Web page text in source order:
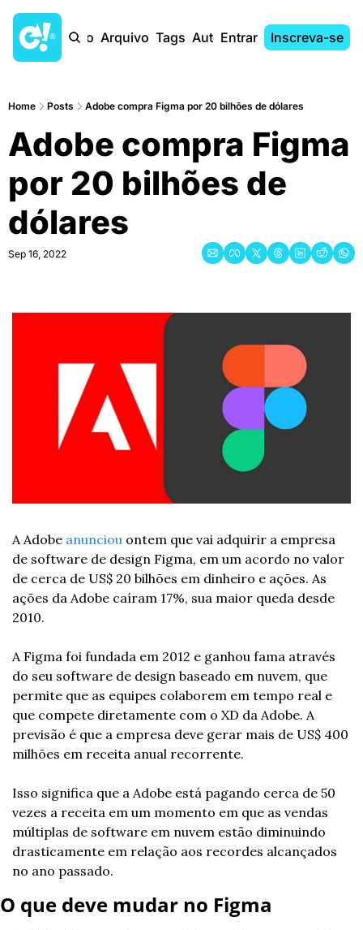
Início Arquivo Tags AutoresEntrar Inscreva-se
Home Posts Adobe compra Figma por 20 bilhões de dólares
Adobe compra Figma
por 20 bilhões de
dólares
Sep 16, 2022
A Adobe anunciou ontem que vai adquirir a empresa
de software de design Figma, em um acordo no valor
de cerca de US$ 20 bilhões em dinheiro e ações. As
ações da Adobe caíram 17%, sua maior queda desde
2010.
A Figma foi fundada em 2012 e ganhou fama através
do seu software de design baseado em nuvem, que
permite que as equipes colaborem em tempo real e
que compete diretamente com o XD da Adobe. A
previsão é que a empresa deve gerar mais de US$ 400
milhões em receita anual recorrente.
Isso significa que a Adobe está pagando cerca de 50
vezes a receita em um momento em que as vendas
múltiplas de software em nuvem estão diminuindo
drasticamente em relação aos recordes alcançados
no ano passado.
O que deve mudar no Figma